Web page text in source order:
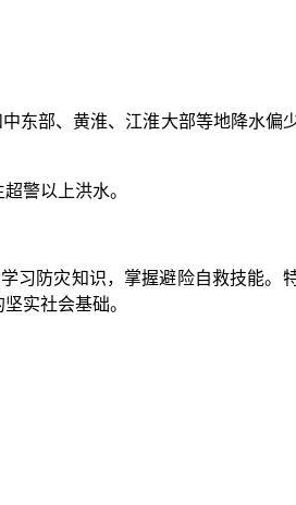
部、黄淮、江淮大部等地降水偏
警以上洪水。
防灾知识，掌握避险自救技能。
实社会基础。